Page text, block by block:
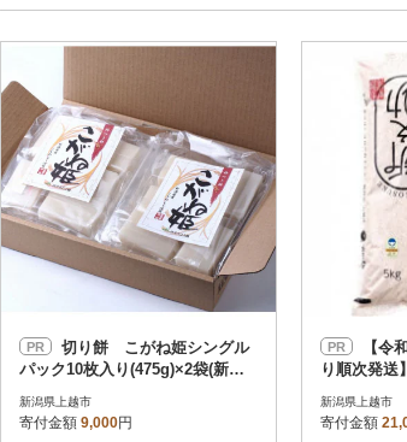
決済方法
PayPay
クレジットカード決済
Amazon Pay
楽天ペイ
コンビニ支払い
ソフトバンクまとめて支払い
d払い
金融機関(Pay-easy決済)
発送種別
冷蔵便
冷凍便
PR
パック10枚入り(475g)×2袋(新潟
県上越市産コガネモチ使用)
新潟県上越市
寄付金額 9,000円
PR
り順次発
栽培米新之
新潟県上越市
寄付金額